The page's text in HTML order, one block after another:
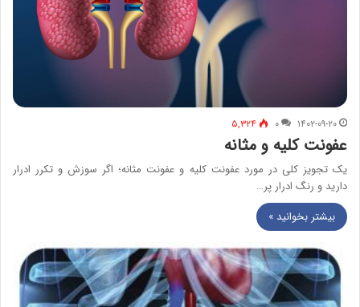
۱۴۰۲-۰۹-۲۰ ۰ ۵,۳۲۴
عفونت کلیه و مثانه
یک تجویز کلی در مورد عفونت کلیه و عفونت مثانه؛ اگر سوزش و تکرر ادرار
دارید و رنگ ادرار پر…
بیشتر بخوانید »